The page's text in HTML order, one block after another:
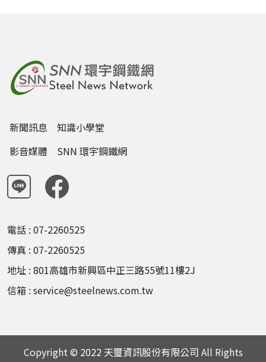
新聞訊息
知識小學堂
影音媒體
SNN 環宇鋼鐵網
電話 : 07-2260525
傳真 : 07-2260525
地址 : 801高雄市新興區中正三路55號11樓2J
信箱 : service@steelnews.com.tw
Copyright © 2022 天璽資訊股份有限公司 All Rights